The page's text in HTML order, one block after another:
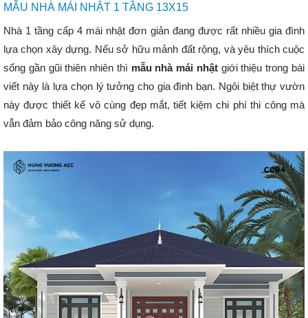
MẪU NHÀ MÁI NHẬT 1 TẦNG 13X15
Nhà 1 tầng cấp 4 mái nhật đơn giản đang được rất nhiều gia đình
lựa chọn xây dựng. Nếu sở hữu mảnh đất rộng, và yêu thích cuộc
sống gần gũi thiên nhiên thì mẫu nhà mái nhậtgiới thiệu trong bài
viết này là lựa chọn lý tưởng cho gia đình bạn. Ngôi biệt thự vườn
này được thiết kế vô cùng đẹp mắt, tiết kiệm chi phí thi công mà
vẫn đảm bảo công năng sử dụng.